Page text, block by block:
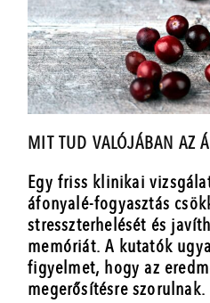
MIT TUD VALÓJÁBAN AZ
Egy friss klinikai
áfonyalé-fogyasztás
stresszterhelését és
memóriát. A kutatók
figyelmet, hogy az
megerősítésre szorulnak.